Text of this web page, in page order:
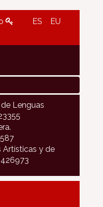
ES EU
Lenguas
Artísticas y de